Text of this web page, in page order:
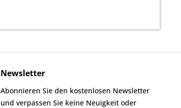
Newsletter
Abonnieren Sie den kostenlosen Newsletter
und verpassen Sie keine Neuigkeit oder